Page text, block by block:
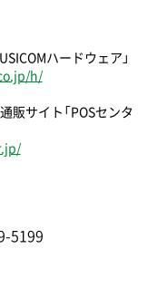
ハードウェア」
h/
販サイト「POSセンタ
5199